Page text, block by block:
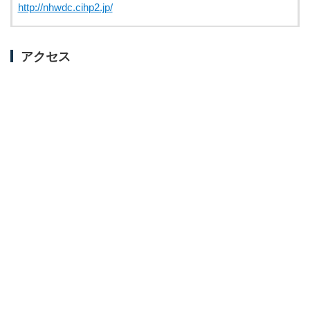
http://nhwdc.cihp2.jp/
アクセス